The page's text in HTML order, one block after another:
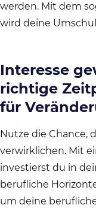
werden. Mit dem
wird deine
Interesse
richtige
für
Nutze die Chance,
verwirklichen. Mit
investierst du in
berufliche
um deine